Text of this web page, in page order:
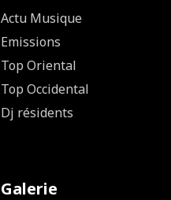
Actu Musique
Emissions
Top Oriental
Top Occidental
Dj résidents
Galerie